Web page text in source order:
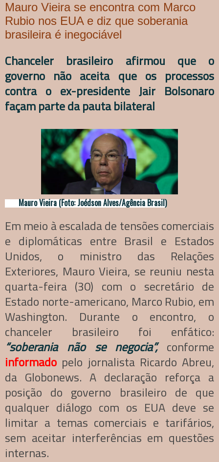
Mauro Vieira se encontra com Marco
Rubio nos EUA e diz que soberania
brasileira é inegociável
Chanceler brasileiro afirmou que o
governo não aceita que os processos
contra o ex-presidente Jair Bolsonaro
façam parte da pauta bilateral
Mauro Vieira (Foto: Joédson Alves/Agência Brasil)
Em meio à escalada de tensões comerciais
e diplomáticas entre Brasil e Estados
Unidos, o ministro das Relações
Exteriores, Mauro Vieira, se reuniu nesta
quarta-feira (30) com o secretário de
Estado norte-americano, Marco Rubio, em
Washington. Durante o encontro, o
chanceler brasileiro foi enfático:
“soberania não se negocia”,conforme
informado pelo jornalista Ricardo Abreu,
da Globonews. A declaração reforça a
posição do governo brasileiro de que
qualquer diálogo com os EUA deve se
limitar a temas comerciais e tarifários,
sem aceitar interferências em questões
internas.